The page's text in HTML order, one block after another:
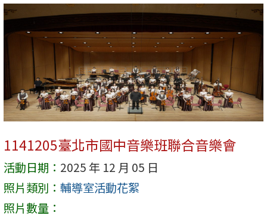
1141205臺北市國中音樂班聯合音樂會
活動日期： 2025 年 12 月 05 日
照片類別： 輔導室活動花絮
照片數量：